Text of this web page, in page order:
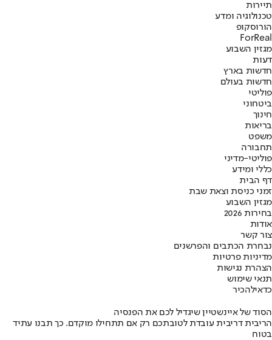
תיירות
טכנולוגיה ומדע
הורוסקופ
ForReal
מגזין השבוע
דעות
חדשות בארץ
חדשות בעולם
פוליטי
ביטחוני
חינוך
בריאות
משפט
תחבורה
פוליטי-מדיני
כללי ומידע
דף הבית
זמני כניסת וצאת שבת
מגזין השבוע
בחירות 2026
אודות
צור קשר
נבחרת הכתבים והפרשנים
מדיניות פרטיות
הצהרת נגישות
תנאי שימוש
כדאילהכיר
הסוד של איינשטיין שיגדיל לכם את הפנסיה
הריבית דריבית עובדת לטובתכם רק אם תתחילו מוקדם. כך תבנו עתיד
בטוח